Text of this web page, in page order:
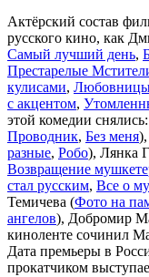
Актёрский состав
русского кино, как
Самый лучший день,
Престарелые
кулисами,
с акцентом,
этой комедии
Проводник, Без меня
разные, Робо), Лянка
Возвращение
стал русским, Все о
Темичева (Фото на
ангелов), Добромир
киноленте сочинил
Дата премьеры в
прокатчиком